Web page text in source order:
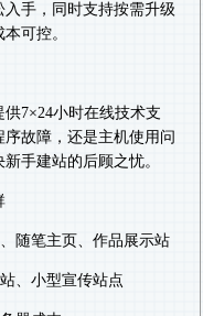
手，同时支持按需升级
可控。
7×24小时在线技术支
故障，还是主机使用问
手建站的后顾之忧。
随笔主页、作品展示站
、小型宣传站点